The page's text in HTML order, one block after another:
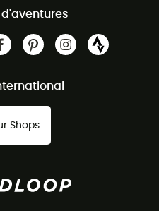
d'aventures
Shops